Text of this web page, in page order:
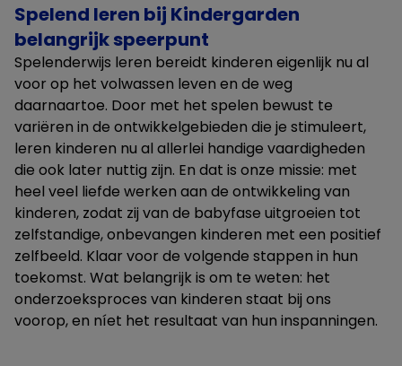
Spelend leren bij Kindergarden
belangrijk speerpunt
Spelenderwijs leren bereidt kinderen eigenlijk nu al
voor op het volwassen leven en de weg
daarnaartoe. Door met het spelen bewust te
variëren in de ontwikkelgebieden die je stimuleert,
leren kinderen nu al allerlei handige vaardigheden
die ook later nuttig zijn. En dat is onze missie: met
heel veel liefde werken aan de ontwikkeling van
kinderen, zodat zij van de babyfase uitgroeien tot
zelfstandige, onbevangen kinderen met een positief
zelfbeeld. Klaar voor de volgende stappen in hun
toekomst. Wat belangrijk is om te weten: het
onderzoeksproces van kinderen staat bij ons
voorop, en níet het resultaat van hun inspanningen.